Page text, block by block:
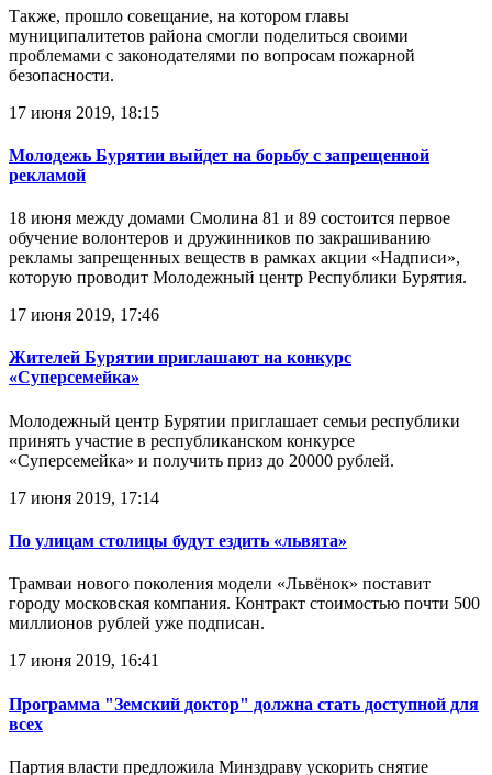
Также, прошло совещание, на котором главы
муниципалитетов района смогли поделиться своими
проблемами с законодателями по вопросам пожарной
безопасности.
17 июня 2019, 18:15
Молодежь Бурятии выйдет на борьбу с запрещенной
рекламой
18 июня между домами Смолина 81 и 89 состоится первое
обучение волонтеров и дружинников по закрашиванию
рекламы запрещенных веществ в рамках акции «Надписи»,
которую проводит Молодежный центр Республики Бурятия.
17 июня 2019, 17:46
Жителей Бурятии приглашают на конкурс
«Суперсемейка»
Молодежный центр Бурятии приглашает семьи республики
принять участие в республиканском конкурсе
«Суперсемейка» и получить приз до 20000 рублей.
17 июня 2019, 17:14
По улицам столицы будут ездить «львята»
Трамваи нового поколения модели «Львёнок» поставит
городу московская компания. Контракт стоимостью почти 500
миллионов рублей уже подписан.
17 июня 2019, 16:41
Программа "Земский доктор" должна стать доступной для
всех
Партия власти предложила Минздраву ускорить снятие